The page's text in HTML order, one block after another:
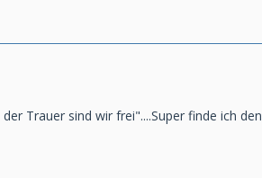
Trauer sind wir frei"....Super finde ich